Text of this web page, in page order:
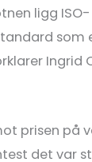
ligg ISO-
som
Ingrid
prisen på
det var